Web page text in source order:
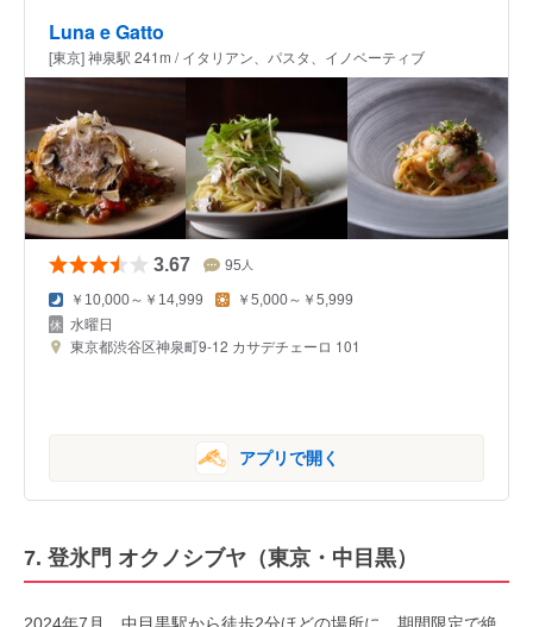
Luna e Gatto
[東京] 神泉駅 241m / イタリアン、パスタ、イノベーティブ
3.67 95 人
￥10,000～￥14,999 ￥5,000～￥5,999
水曜日
東京都渋谷区神泉町9-12 カサデチェーロ 101
アプリで開く
7. 登氷門 オクノシブヤ（東京・中目黒）